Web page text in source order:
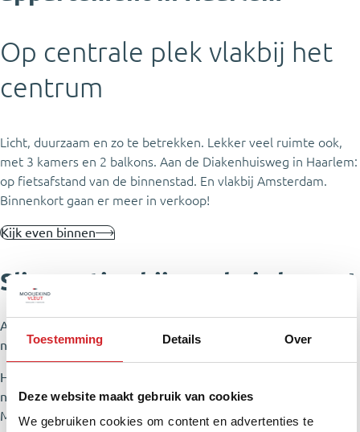
Toestemming Details Over
Deze website maakt gebruik van cookies
We gebruiken cookies om content en advertenties te
Op centrale plek vlakbij het
centrum
Licht, duurzaam en zo te betrekken. Lekker veel ruimte ook,
met 3 kamers en 2 balkons. Aan de Diakenhuisweg in Haarlem:
op fietsafstand van de binnenstad. En vlakbij Amsterdam.
Binnenkort gaan er meer in verkoop!
Kijk even binnen
Slimme tips bij een huis kopen!
Alles wat je wilt weten over wonen, kopen, verkopen en
nieuwbouw…
Heldere verkoop-stappenplannen, stevige koop-tips en de
nieuwste marktcijfers.
Maar ook lokale huizenmarkt-updates, styling-tips en FAQ-